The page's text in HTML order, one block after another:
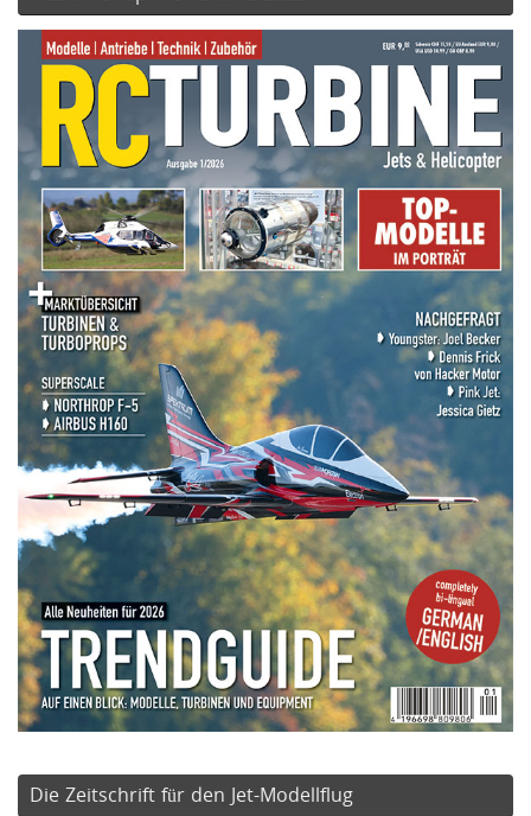
Die Zeitschrift für den Jet-Modellflug